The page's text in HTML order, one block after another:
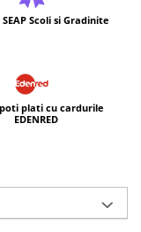
Scoli si Gradinite
plati cu cardurile
EDENRED